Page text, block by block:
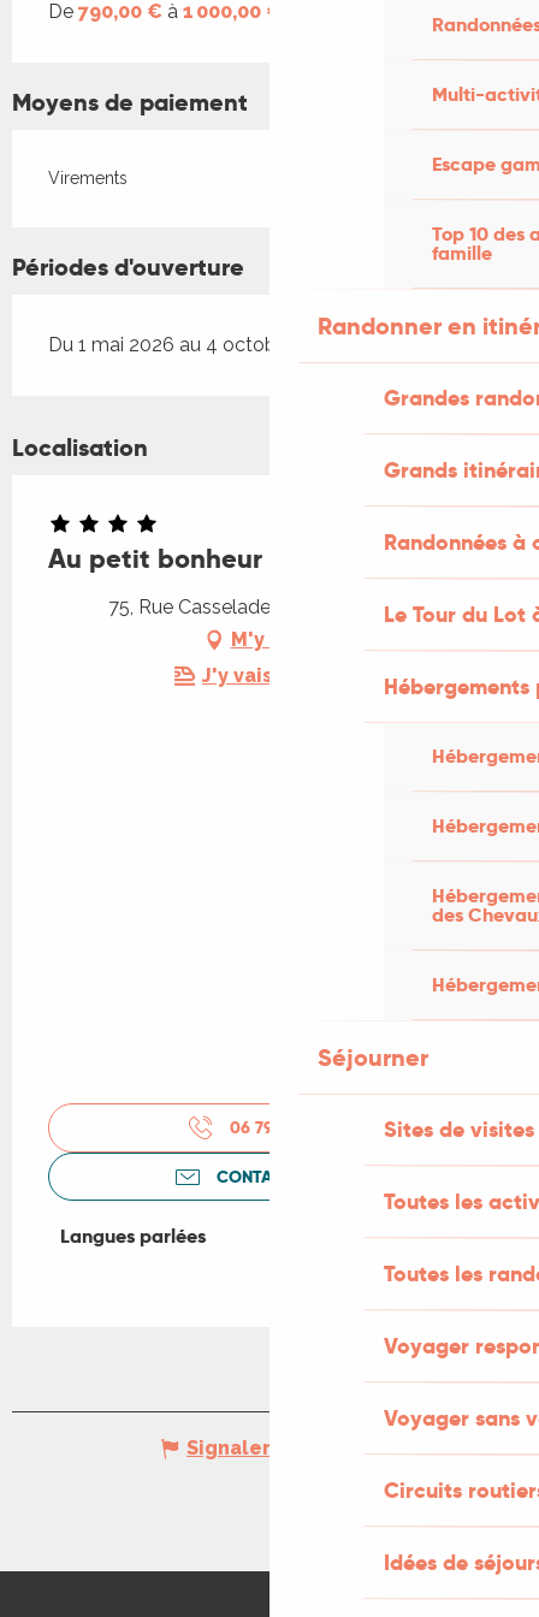
Multi-
Escape
Top 10 des
famille
Randonner en
Grandes
Grands
Randonnées
Le Tour du Lot
des
Séjourner
Sites de visites
Toutes les
Toutes les
Voyager
Voyager sans
Circuits
Idées de
De 790,00 € à 1 000,00 €
Moyens de paiement
Virements
Périodes d'ouverture
Du 1 mai 2026 au 4 octobre 2026
Localisation
Au petit bonheur
75, Rue Casselade, 46300 Rouffilhac
M'y rendre
J'y vais en train !
06 79 23 85
CONTACTEZ-NOUS
Langues parlées
Langues parlées
Signaler une erreur